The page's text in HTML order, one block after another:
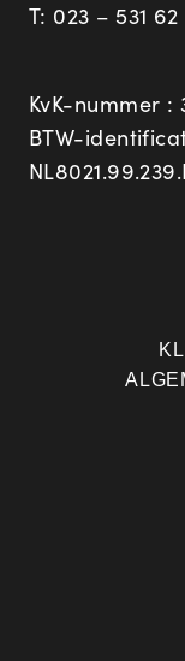
T: 023 – 531 62
KvK-nummer :
BTW-